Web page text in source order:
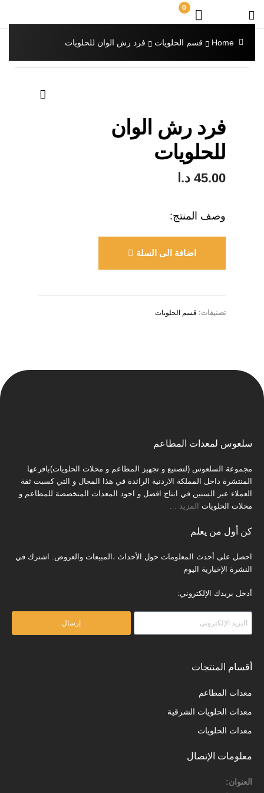
0
Home قسم الحلويات فرد رش الوان للحلويات
فرد رش الوان
للحلويات
45.00 د.ا
وصف المنتج:
اضافة الى السلة
تصنيفات: قسم الحلويات
سلعوس لمعدات المطاعم
مجموعة السلعوس (لتصنيع و تجهيز المطاعم و محلات الحلويات)بافرعها
المنتشرة داخل المملكة الاردنية الرائدة في هذا المجال و التي كسبت ثقة
العملاء عبر السنين في انتاج افضل و اجود المعدات المتخصصة للمطاعم و
محلات الحلويات المزيد
كن أول من يعلم
احصل على أحدث المعلومات حول الأحداث ،المبيعات والعروض. اشترك في
النشرة الإخبارية اليوم
أدخل بريدك الإلكتروني:
إرسال
أقسام المنتجات
معدات المطاعم
معدات الحلويات الشرقية
معدات الحلويات
معلومات الإتصال
العنوان: